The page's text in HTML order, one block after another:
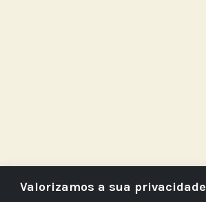
Valorizamos a sua privacidade